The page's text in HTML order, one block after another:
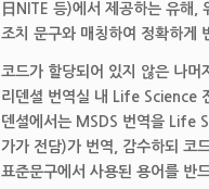
日NITE 등)에서 제공하는 유해,
조치 문구와 매칭하여 정확하게
코드가 할당되어 있지 않은 나머
리덴셜 번역실 내 Life Science
덴셜에서는 MSDS 번역을 Life
가가 전담)가 번역, 감수하되 코
표준문구에서 사용된 용어를 반